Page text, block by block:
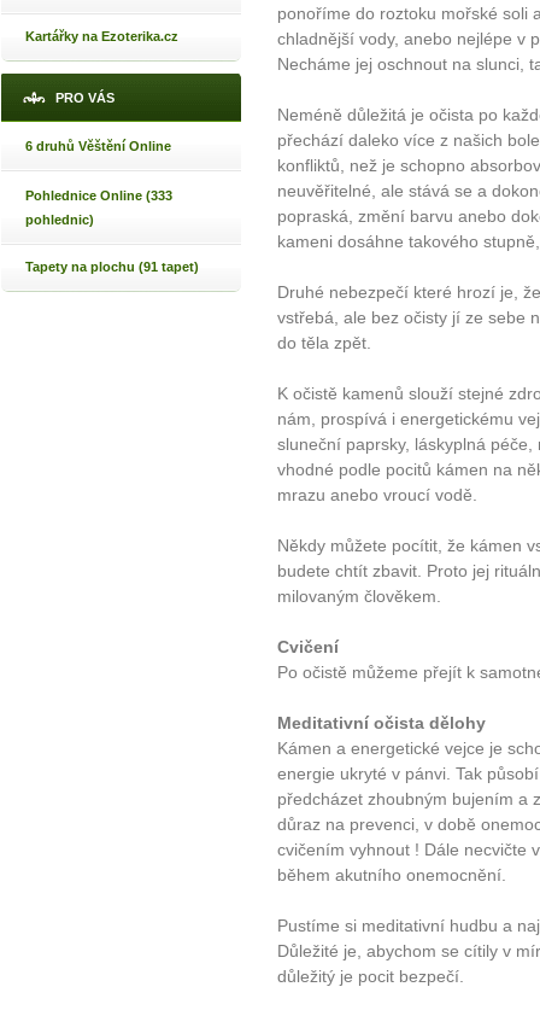
Kartářky na Ezoterika.cz
PRO VÁS
6 druhů Věštění Online
Pohlednice Online (333
pohlednic)
Tapety na plochu (91 tapet)
ponoříme do roztoku mořské soli
chladnější vody, anebo nejlépe v
Necháme jej oschnout na slunci,
Neméně důležitá je očista po
přechází daleko více z našich
konfliktů, než je schopno
neuvěřitelné, ale stává se a
popraská, změní barvu anebo
kameni dosáhne takového
Druhé nebezpečí které hrozí je,
vstřebá, ale bez očisty jí ze sebe
do těla zpět.
K očistě kamenů slouží stejné
nám, prospívá i energetickému
sluneční paprsky, láskyplná
vhodné podle pocitů kámen na
mrazu anebo vroucí vodě.
Někdy můžete pocítit, že kámen
budete chtít zbavit. Proto jej
milovaným člověkem.
Cvičení
Po očistě můžeme přejít k
Meditativní očista dělohy
Kámen a energetické vejce je
energie ukryté v pánvi. Tak
předcházet zhoubným bujením a
důraz na prevenci, v době
cvičením vyhnout ! Dále necvičte
během akutního onemocnění.
Pustíme si meditativní hudbu a
Důležité je, abychom se cítily v
důležitý je pocit bezpečí.